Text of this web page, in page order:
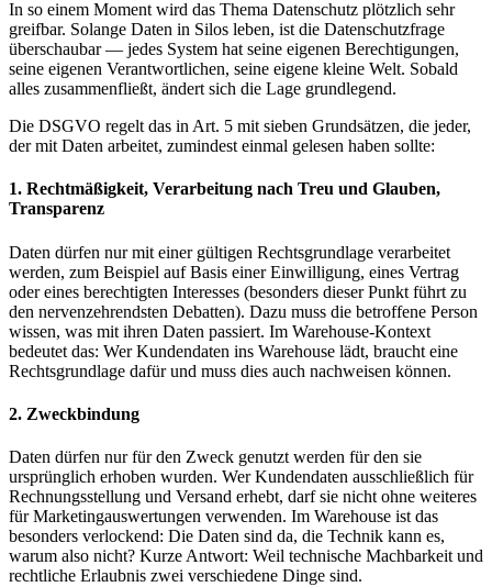
In so einem Moment wird das Thema Datenschutz plötzlich sehr
greifbar. Solange Daten in Silos leben, ist die Datenschutzfrage
überschaubar — jedes System hat seine eigenen Berechtigungen,
seine eigenen Verantwortlichen, seine eigene kleine Welt. Sobald
alles zusammenfließt, ändert sich die Lage grundlegend.
Die DSGVO regelt das in Art. 5 mit sieben Grundsätzen, die jeder,
der mit Daten arbeitet, zumindest einmal gelesen haben sollte:
1. Rechtmäßigkeit, Verarbeitung nach Treu und Glauben,
Transparenz
Daten dürfen nur mit einer gültigen Rechtsgrundlage verarbeitet
werden, zum Beispiel auf Basis einer Einwilligung, eines Vertrag
oder eines berechtigten Interesses (besonders dieser Punkt führt zu
den nervenzehrendsten Debatten). Dazu muss die betroffene Person
wissen, was mit ihren Daten passiert. Im Warehouse-Kontext
bedeutet das: Wer Kundendaten ins Warehouse lädt, braucht eine
Rechtsgrundlage dafür und muss dies auch nachweisen können.
2. Zweckbindung
Daten dürfen nur für den Zweck genutzt werden für den sie
ursprünglich erhoben wurden. Wer Kundendaten ausschließlich für
Rechnungsstellung und Versand erhebt, darf sie nicht ohne weiteres
für Marketingauswertungen verwenden. Im Warehouse ist das
besonders verlockend: Die Daten sind da, die Technik kann es,
warum also nicht? Kurze Antwort: Weil technische Machbarkeit und
rechtliche Erlaubnis zwei verschiedene Dinge sind.